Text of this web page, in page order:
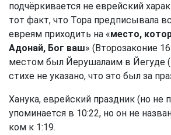
подчёркивается не еврейский
тот факт, что Тора предписывала
евреям приходить на «место,
Адонай, Бог ваш» (Второзаконие
местом был Йерушалаим в Йегуде
стихе не указано, что это был за
Ханука, еврейский праздник (но не
упоминается в 10:22, но он не
ком к 1:19.